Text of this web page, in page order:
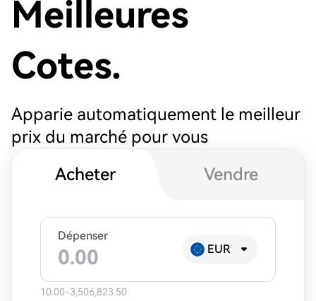
Meilleures
Cotes.
Apparie automatiquement le meilleur
prix du marché pour vous
Acheter
Vendre
Dépenser
EUR
10.00-3,506,823.50